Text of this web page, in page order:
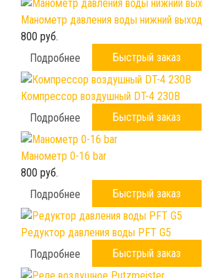
Манометр давления воды нижний выход
800 руб.
Подробнее
Быстрый заказ
Компрессор воздушный DT-4 230B
Подробнее
Быстрый заказ
Манометр 0-16 bar
800 руб.
Подробнее
Быстрый заказ
Редуктор давления воды PFT G5
Подробнее
Быстрый заказ